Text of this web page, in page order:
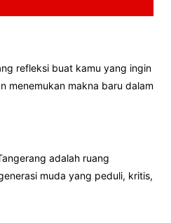
refleksi buat kamu yang ingin
menemukan makna baru dalam
adalah ruang
muda yang peduli, kritis,